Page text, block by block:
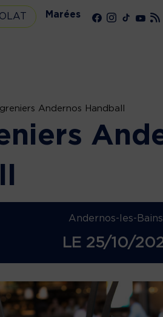
Marées
Andernos Handball
Andernos-les-
LE 25/10/